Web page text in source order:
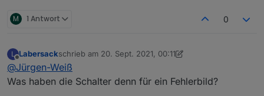
M 1 Antwort 0
L
Offline
Labersackschrieb am 20. Sept. 2021, 00:11
zuletzt editiert von Labersack
@Jürgen-Weiß
Was haben die Schalter denn für ein Fehlerbild?